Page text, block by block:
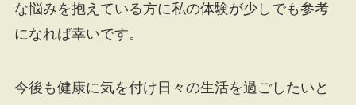
な悩みを抱えている方に私の体験が少しでも参考
になれば幸いです。
今後も健康に気を付け日々の生活を過ごしたいと